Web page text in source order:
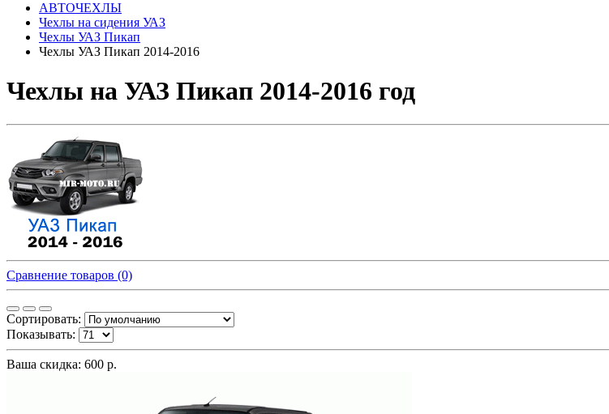
АВТОЧЕХЛЫ
Чехлы на сидения УАЗ
Чехлы УАЗ Пикап
Чехлы УАЗ Пикап 2014-2016
Чехлы на УАЗ Пикап 2014-2016 год
Сравнение товаров (0)
Сортировать:
Показывать:
Ваша скидка: 600 р.